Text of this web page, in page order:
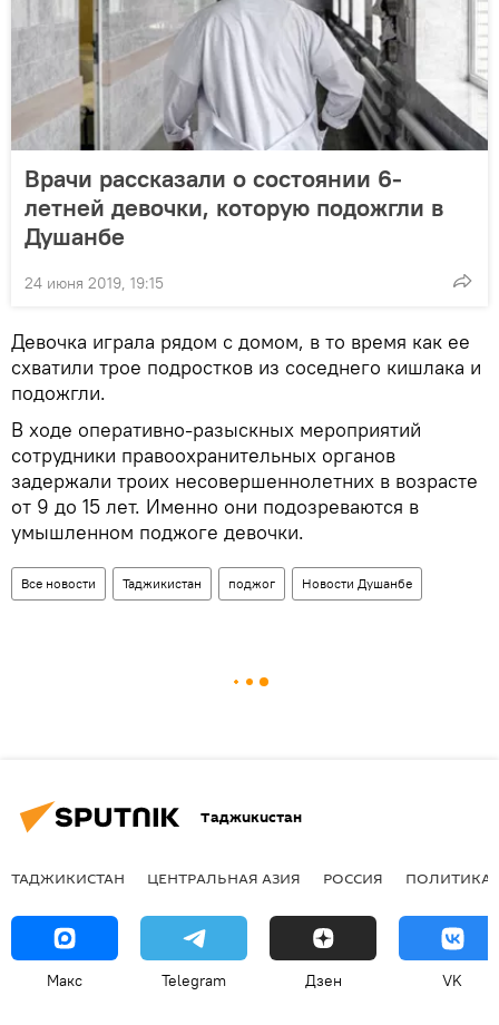
Врачи рассказали о состоянии 6-
летней девочки, которую подожгли в
Душанбе
24 июня 2019, 19:15
Девочка играла рядом с домом, в то время как ее
схватили трое подростков из соседнего кишлака и
подожгли.
В ходе оперативно-разыскных мероприятий
сотрудники правоохранительных органов
задержали троих несовершеннолетних в возрасте
от 9 до 15 лет. Именно они подозреваются в
умышленном поджоге девочки.
Все новости Таджикистан поджог Новости Душанбе
Таджикистан
ТАДЖИКИСТАН ЦЕНТРАЛЬНАЯ АЗИЯ РОССИЯ ПОЛИТИКА
Макс Telegram Дзен VK